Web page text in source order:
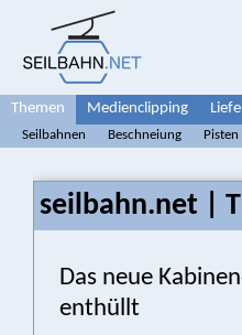
Themen Medienclipping
Seilbahnen Beschneiung Pisten
seilbahn.net |
Das neue
enthüllt